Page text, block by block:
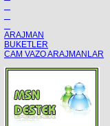
ARAJMAN
BUKETLER
CAM VAZO ARAJMANLAR